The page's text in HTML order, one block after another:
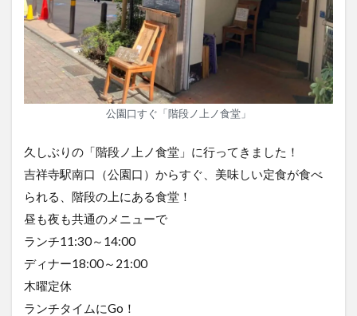
公園口すぐ「階段ノ上ノ食堂」
久しぶりの「階段ノ上ノ食堂」に行ってきました！
吉祥寺駅南口（公園口）からすぐ、美味しい定食が食べ
られる、階段の上にある食堂！
昼も夜も共通のメニューで
ランチ11:30～14:00
ディナー18:00～21:00
木曜定休
ランチタイムにGo！